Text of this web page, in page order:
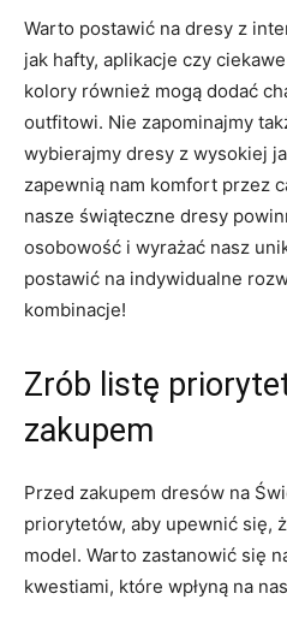
Warto postawić na dresy z
jak hafty,⁢ aplikacje​ czy
kolory ‍również mogą dodać
outfitowi. Nie ‌zapominajmy
wybierajmy dresy z ⁣wysokiej
zapewnią nam komfort przez
nasze świąteczne ⁢dresy
osobowość i wyrażać nasz
postawić na indywidualne
kombinacje!
Zrób listę
zakupem
Przed zakupem dresów na
priorytetów, aby upewnić się,​
model.⁣ Warto zastanowić się
kwestiami, które wpłyną na